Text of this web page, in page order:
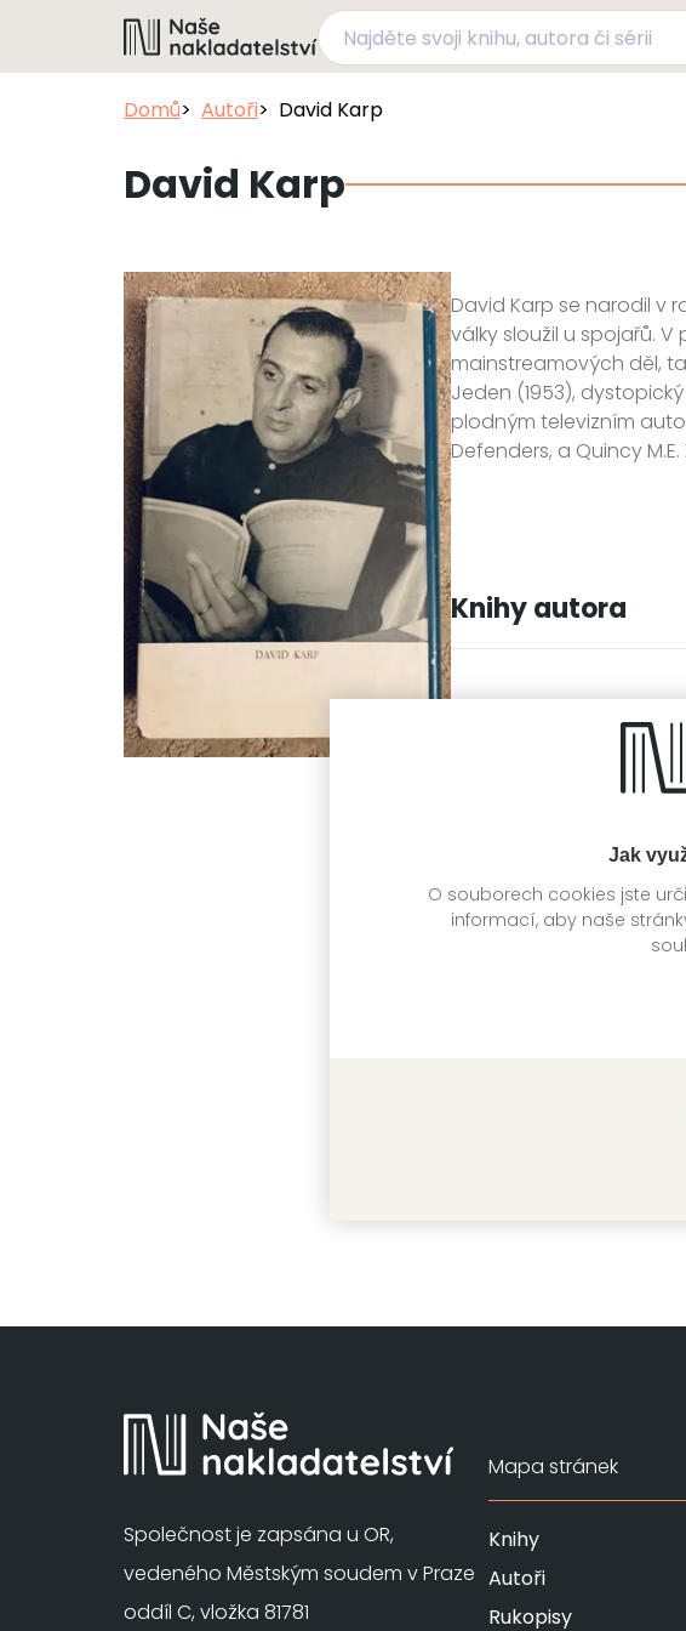
Jak
O souborech cookies jste
informací, aby naše
Domů Autoři David Karp
David Karp
David Karp se narodil v
války sloužil u spojařů.
mainstreamových děl,
Jeden (1953),
plodným televizním
Defenders, a Quincy
Knihy autora
Společnost je zapsána u OR,
vedeného Městským soudem v Praze
oddíl C, vložka 81781
Mapa stránek
Knihy
Autoři
Rukopisy